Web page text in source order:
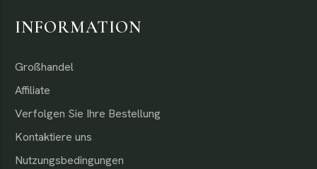
INFORMATION
Großhandel
Affiliate
Verfolgen Sie Ihre Bestellung
Kontaktiere uns
Nutzungsbedingungen